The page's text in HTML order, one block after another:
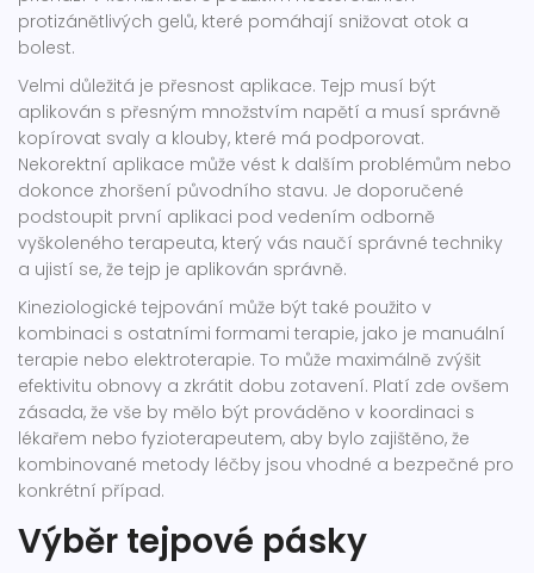
protizánětlivých gelů, které pomáhají snižovat otok a
bolest.
Velmi důležitá je přesnost aplikace. Tejp musí být
aplikován s přesným množstvím napětí a musí správně
kopírovat svaly a klouby, které má podporovat.
Nekorektní aplikace může vést k dalším problémům nebo
dokonce zhoršení původního stavu. Je doporučené
podstoupit první aplikaci pod vedením odborně
vyškoleného terapeuta, který vás naučí správné techniky
a ujistí se, že tejp je aplikován správně.
Kineziologické tejpování může být také použito v
kombinaci s ostatními formami terapie, jako je manuální
terapie nebo elektroterapie. To může maximálně zvýšit
efektivitu obnovy a zkrátit dobu zotavení. Platí zde ovšem
zásada, že vše by mělo být prováděno v koordinaci s
lékařem nebo fyzioterapeutem, aby bylo zajištěno, že
kombinované metody léčby jsou vhodné a bezpečné pro
konkrétní případ.
Výběr tejpové pásky